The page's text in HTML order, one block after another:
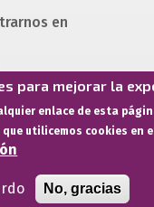
en
Política de privacidad
para mejorar la
enlace de esta
utilicemos cookies en
No, gracias